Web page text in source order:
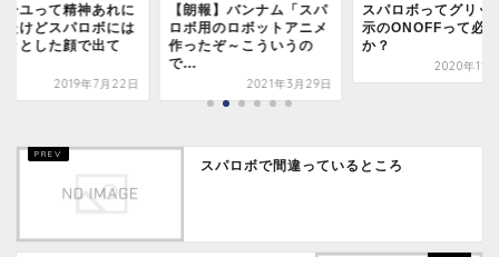
ーユって精神あれに
たけどスパロボには
ッとした顔で出て
2019年7月22日
【朗報】バンナム「スパ
ロボ用のロボットアニメ
作ったぞ～こういうの
で...
2021年3月29日
スパロボってグリッ
示のONOFFって必要
か？
2020年11
スパロボで間違っているところ